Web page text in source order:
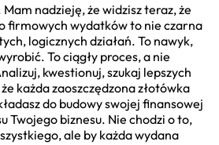
nadzieję, że widzisz teraz, że
firmowych wydatków to nie czarna
logicznych działań. To nawyk,
To ciągły proces, a nie
kwestionuj, szukaj lepszych
każda zaoszczędzona złotówka
do budowy swojej finansowej
Twojego biznesu. Nie chodzi o to,
ale by każda wydana